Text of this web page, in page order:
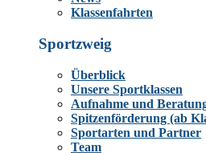
Klassenfahrten
Sportzweig
Überblick
Unsere Sportklassen
Aufnahme und
Spitzenförderung (ab
Sportarten und Partner
Team